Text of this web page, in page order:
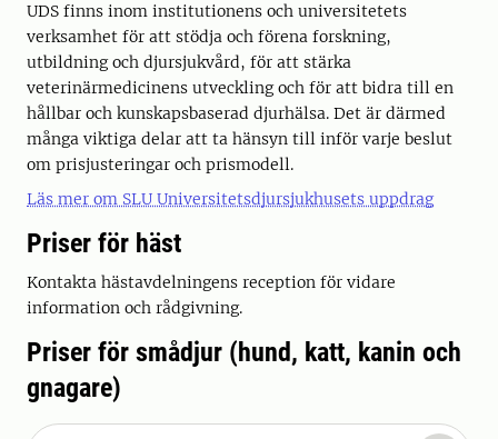
UDS finns inom institutionens och universitetets
verksamhet för att stödja och förena forskning,
utbildning och djursjukvård, för att stärka
veterinärmedicinens utveckling och för att bidra till en
hållbar och kunskapsbaserad djurhälsa. Det är därmed
många viktiga delar att ta hänsyn till inför varje beslut
om prisjusteringar och prismodell.
Läs mer om SLU Universitetsdjursjukhusets uppdrag
Priser för häst
Kontakta hästavdelningens reception för vidare
information och rådgivning.
Priser för smådjur (hund, katt, kanin och
gnagare)